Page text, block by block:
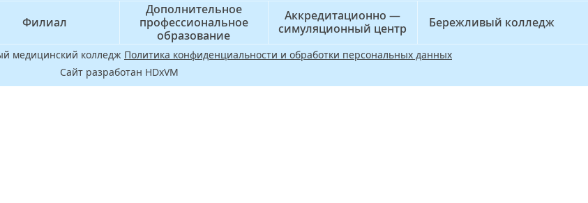
Филиал
Дополнительное
профессиональное
образование
Аккредитационно —
симуляционный центр
Бережливый колледж
медицинский колледж Политика конфиденциальности и обработки персональных данных
Сайт разработан HDxVM